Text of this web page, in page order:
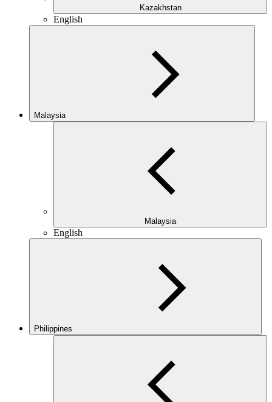
Kazakhstan
English
Malaysia
Malaysia
English
Philippines